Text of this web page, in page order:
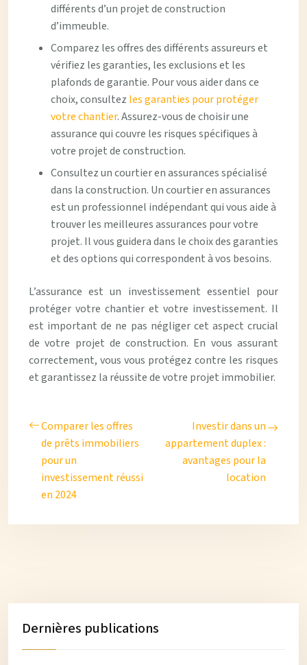
différents d’un projet de construction
d’immeuble.
Comparez les offres des différents assureurs et
vérifiez les garanties, les exclusions et les
plafonds de garantie. Pour vous aider dans ce
choix, consultez les garanties pour protéger
votre chantier. Assurez-vous de choisir une
assurance qui couvre les risques spécifiques à
votre projet de construction.
Consultez un courtier en assurances spécialisé
dans la construction. Un courtier en assurances
est un professionnel indépendant qui vous aide à
trouver les meilleures assurances pour votre
projet. Il vous guidera dans le choix des garanties
et des options qui correspondent à vos besoins.
L’assurance est un investissement essentiel pour
protéger votre chantier et votre investissement. Il
est important de ne pas négliger cet aspect crucial
de votre projet de construction. En vous assurant
correctement, vous vous protégez contre les risques
et garantissez la réussite de votre projet immobilier.
Comparer les offres
de prêts immobiliers
pour un
investissement réussi
en 2024
Investir dans un
appartement duplex :
avantages pour la
location
Dernières publications